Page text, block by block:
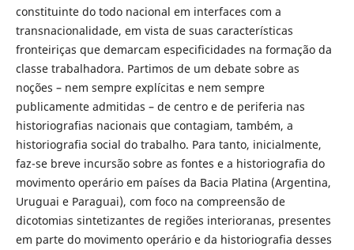
constituinte do todo nacional em interfaces com a
transnacionalidade, em vista de suas características
fronteiriças que demarcam especificidades na formação da
classe trabalhadora. Partimos de um debate sobre as
noções – nem sempre explícitas e nem sempre
publicamente admitidas – de centro e de periferia nas
historiografias nacionais que contagiam, também, a
historiografia social do trabalho. Para tanto, inicialmente,
faz-se breve incursão sobre as fontes e a historiografia do
movimento operário em países da Bacia Platina (Argentina,
Uruguai e Paraguai), com foco na compreensão de
dicotomias sintetizantes de regiões interioranas, presentes
em parte do movimento operário e da historiografia desses